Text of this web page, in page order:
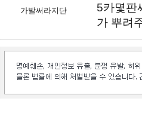
가발써라지단
5카몇판
가 뿌려